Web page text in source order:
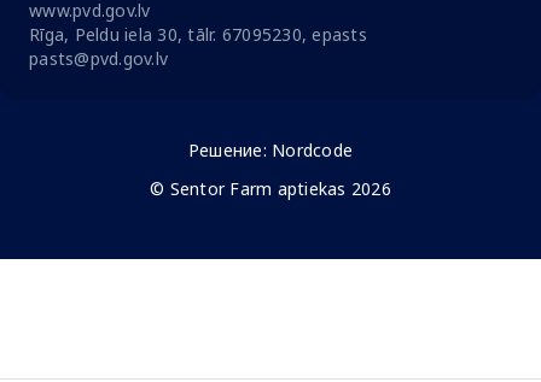
www.pvd.gov.lv
Rīga, Peldu iela 30, tālr. 67095230, epasts
pasts@pvd.gov.lv
Решение: Nordcode
© Sentor Farm aptiekas 2026